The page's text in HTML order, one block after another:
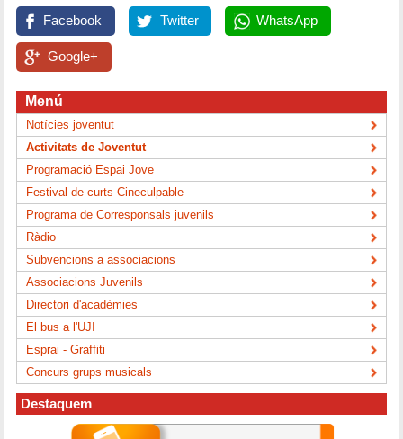
Facebook Twitter WhatsApp
Google+
Menú
Notícies joventut
Activitats de Joventut
Programació Espai Jove
Festival de curts Cineculpable
Programa de Corresponsals juvenils
Ràdio
Subvencions a associacions
Associacions Juvenils
Directori d'acadèmies
El bus a l'UJI
Esprai - Graffiti
Concurs grups musicals
Destaquem